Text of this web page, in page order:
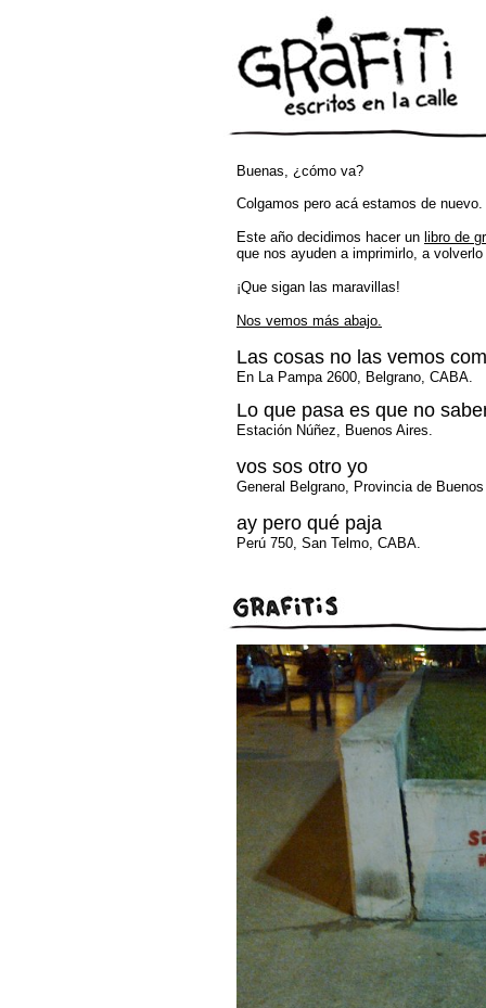
Buenas, ¿cómo va?
Colgamos pero acá estamos de nuevo.
Este año decidimos hacer un libro de
que nos ayuden a imprimirlo, a volverlo
¡Que sigan las maravillas!
Nos vemos más abajo.
Las cosas no las vemos
En La Pampa 2600, Belgrano, CABA.
Lo que pasa es que no
Estación Núñez, Buenos Aires.
vos sos otro yo
General Belgrano, Provincia de
ay pero qué paja
Perú 750, San Telmo, CABA.